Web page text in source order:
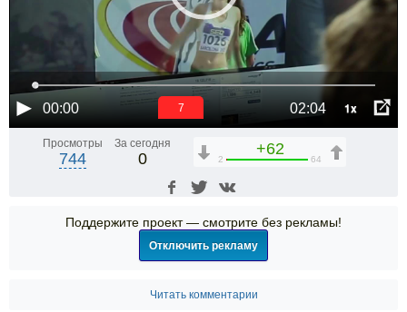
00:00 02:04 1x
6
Просмотры
744
За сегодня
0
+62
2 64
Поддержите проект — смотрите без рекламы!
Отключить рекламу
Читать комментарии